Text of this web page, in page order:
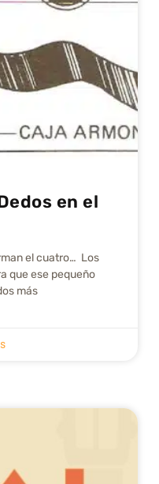
en el
el cuatro… Los
que ese pequeño
más